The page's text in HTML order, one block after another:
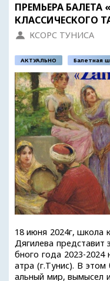
ПРЕМЬЕРА БАЛЕТА
КЛАССИЧЕСКОГО
КСОРС ТУНИСА
АКТУАЛЬНО Балетная
18 июня 2024г, школа
Дягилева представит
бного года 2023-2024
атра (г.Тунис). В этом
альный мир, вымысел